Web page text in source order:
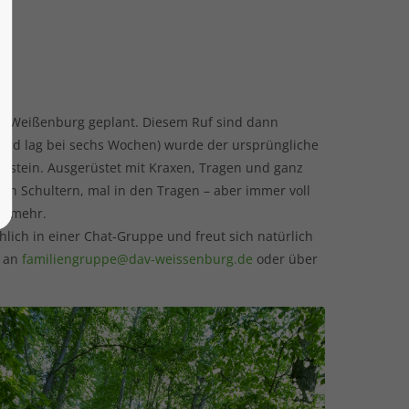
Weißenburg geplant. Diesem Ruf sind dann
lag bei sechs Wochen) wurde der ursprüngliche
Ausgerüstet mit Kraxen, Tragen und ganz
Schultern, mal in den Tragen – aber immer voll
mehr.
in einer Chat-Gruppe und freut sich natürlich
familiengruppe@dav-weissenburg.de oder über